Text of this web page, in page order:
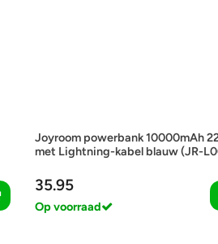
Joyroom powerbank 10000mAh
met Lightning-kabel blauw (JR-
35.95
Op voorraad